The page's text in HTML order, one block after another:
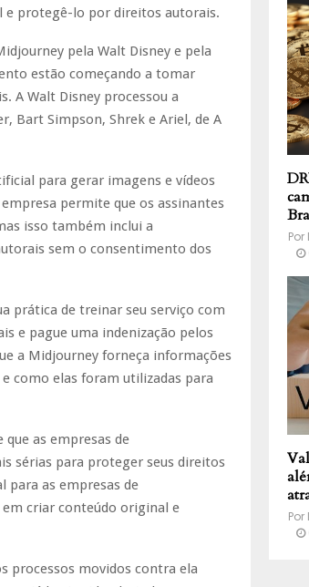
e protegê-lo por direitos autorais.
pela Walt Disney e pela
estão começando a tomar
A Walt Disney processou a
Bart Simpson, Shrek e Ariel, de A
para gerar imagens e vídeos
permite que os assinantes
isso também inclui a
sem o consentimento dos
prática de treinar seu serviço com
e pague uma indenização pelos
a Midjourney forneça informações
como elas foram utilizadas para
as empresas de
sérias para proteger seus direitos
para as empresas de
criar conteúdo original e
processos movidos contra ela
Por
Por